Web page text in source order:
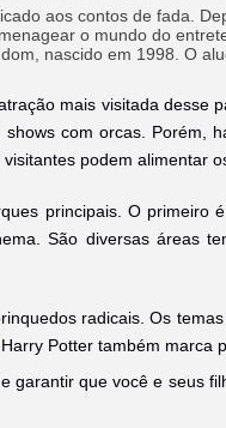
aos contos de fada.
o mundo do
nascido em 1998. O
mais visitada desse
com orcas. Porém,
podem alimentar
principais. O primeiro
São diversas áreas
radicais. Os
Potter também marca
garantir que você e seus